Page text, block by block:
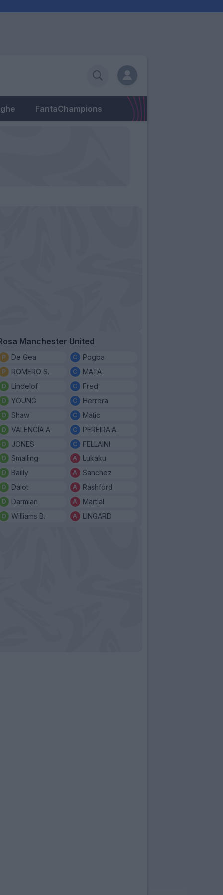
FantaChampions
Manchester United
De Gea
ROMERO S.
Lindelof
YOUNG
Shaw
VALENCIA A
JONES
Smalling
Bailly
Dalot
Darmian
Williams B.
Pogba
MATA
Fred
Herrera
Matic
PEREIRA A.
FELLAINI
Lukaku
Sanchez
Rashford
Martial
LINGARD